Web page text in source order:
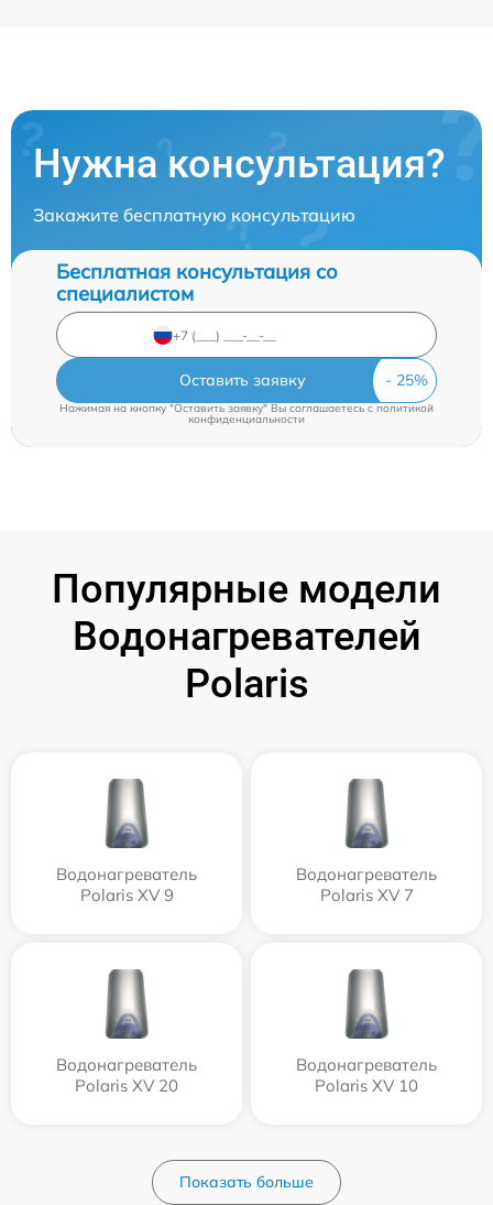
Нужна консультация?
Закажите бесплатную консультацию
Бесплатная консультация со
специалистом
Оставить заявку
Нажимая на кнопку "Оставить заявку" Вы соглашаетесь cполитикой
конфиденциальности
Популярные модели
Водонагревателей
Polaris
Водонагреватель
Polaris XV 9
Водонагреватель
Polaris XV 7
Водонагреватель
Polaris XV 20
Водонагреватель
Polaris XV 10
Показать больше